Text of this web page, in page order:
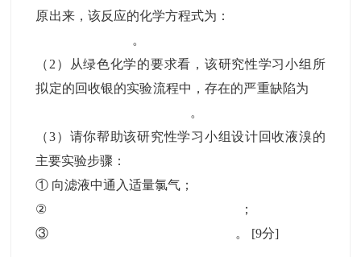
原出来，该反应的化学方程式为：
。
（2）从绿色化学的要求看，该研究性学习小组所
拟定的回收银的实验流程中，存在的严重缺陷为
。
（3）请你帮助该研究性学习小组设计回收液溴的
主要实验步骤：
① 向滤液中通入适量氯气；
② ；
③ 。 [9分]